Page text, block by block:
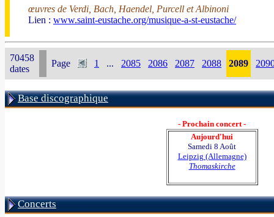
œuvres de Verdi, Bach, Haendel, Purcell et Albinoni
Lien : www.saint-eustache.org/musique-a-st-eustache/
70458
dates
Page 1 ... 2085 2086 2087 2088 2089
Base discographique
- Prochain concert -
Aujourd'hui
Samedi 8 Août
Leipzig (Allemagne)
Thomaskirche
Concerts